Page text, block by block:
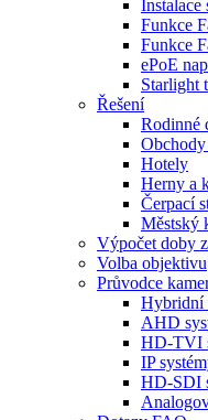
Instalace
Funkce
Funkce
ePoE
Starlight
Řešení
Rodinné
Hotely
Herny a
Čerpací
Městský
Výpočet doby
Volba objektivu
Průvodce
Hybridní
AHD
HD-TVI
IP
HD-SDI